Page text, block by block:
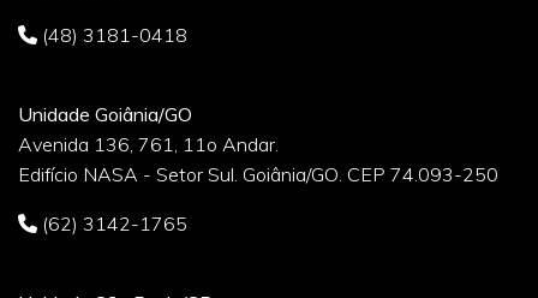
(48) 3181-0418
Unidade Goiânia/GO
Avenida 136, 761, 11o Andar.
Edifício NASA - Setor Sul. Goiânia/GO. CEP 74.093-250
(62) 3142-1765